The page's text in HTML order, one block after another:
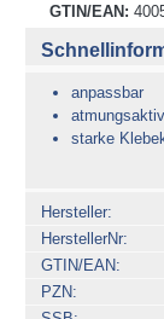
GTIN/EAN:
anpassbar
atmungsaktiv
starke
Hersteller
HerstellerNr
GTIN/EAN
PZN